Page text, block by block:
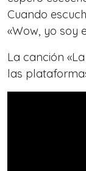
Cuando
«Wow, yo soy
La canción
las